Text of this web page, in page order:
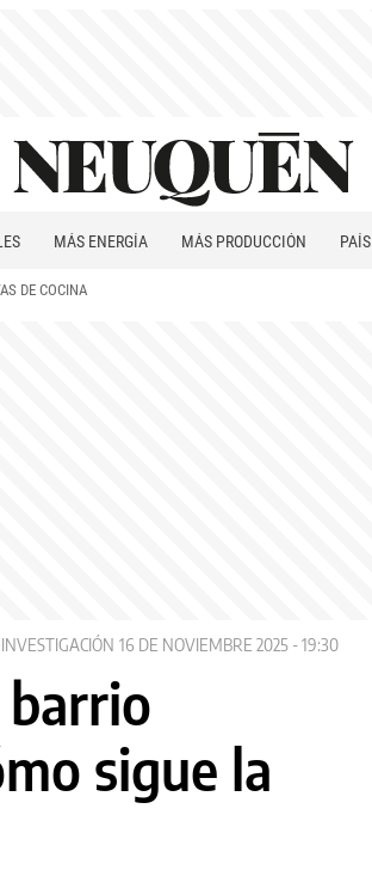
MÁS ENERGÍA MÁS PRODUCCIÓN PAÍS
DE COCINA
INVESTIGACIÓN 16 DE NOVIEMBRE 2025 - 19:30
sigue la